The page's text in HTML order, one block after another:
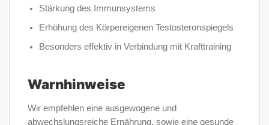
Stärkung des Immunsystems
Erhöhung des Körpereigenen Testosteronspiegels
Besonders effektiv in Verbindung mit Krafttraining
Warnhinweise
Wir empfehlen eine ausgewogene und
abwechslungsreiche Ernährung, sowie eine gesunde